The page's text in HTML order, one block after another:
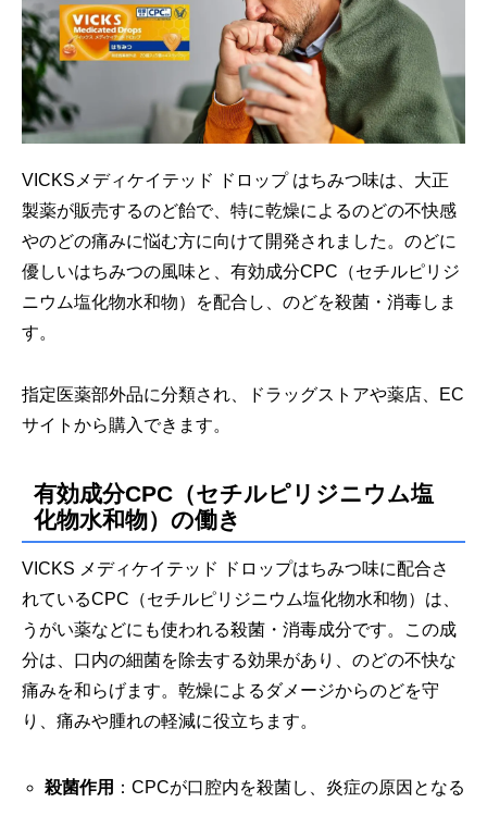
VICKSメディケイテッド ドロップ はちみつ味は、大正
製薬が販売するのど飴で、特に乾燥によるのどの不快感
やのどの痛みに悩む方に向けて開発されました。のどに
優しいはちみつの風味と、有効成分CPC（セチルピリジ
ニウム塩化物水和物）を配合し、のどを殺菌・消毒しま
す。
指定医薬部外品に分類され、ドラッグストアや薬店、EC
サイトから購入できます。
有効成分CPC（セチルピリジニウム塩
化物水和物）の働き
VICKS メディケイテッド ドロップはちみつ味に配合さ
れているCPC（セチルピリジニウム塩化物水和物）は、
うがい薬などにも使われる殺菌・消毒成分です。この成
分は、口内の細菌を除去する効果があり、のどの不快な
痛みを和らげます。乾燥によるダメージからのどを守
り、痛みや腫れの軽減に役立ちます。
殺菌作用 ：CPCが口腔内を殺菌し、炎症の原因となる